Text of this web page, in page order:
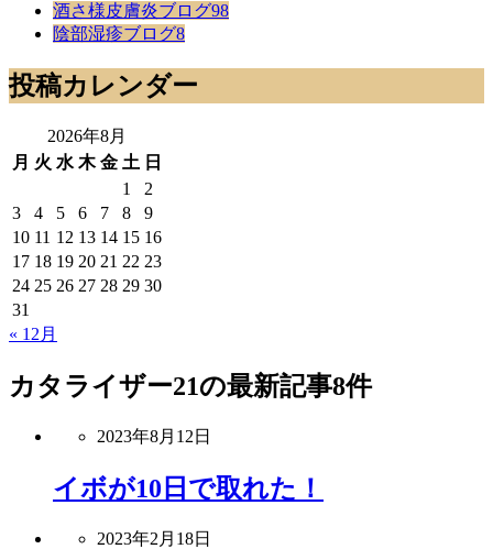
酒さ様皮膚炎ブログ98
陰部湿疹ブログ8
投稿カレンダー
2026年8月
月 火 水 木 金 土 日
1
2
3
4 5 6 7 8
9
10 11 12 13 14 15 16
17 18 19 20 21 22 23
24 25 26 27 28 29 30
31
« 12月
カタライザー21の最新記事8件
2023年8月12日
イボが10日で取れた！
2023年2月18日